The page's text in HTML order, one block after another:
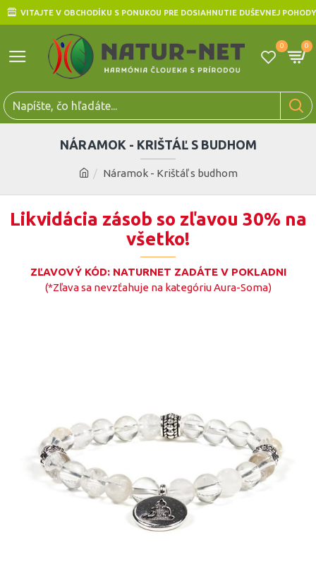
VITAJTE V OBCHODÍKU S PONUKOU PRE DOSIAHNUTIE DUŠEVNEJ POHODY
0 0
Náramok - Krištáľ s budhom
NÁRAMOK - KRIŠTÁĽ S BUDHOM
Likvidácia zásob so zľavou 30% na
všetko!
ZĽAVOVÝ KÓD: NATURNET ZADÁTE V POKLADNI
(*Zľava sa nevzťahuje na kategóriu Aura-Soma)